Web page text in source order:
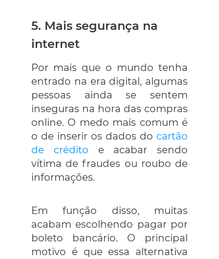
5. Mais segurança na
internet
Por mais que o mundo tenha
entrado na era digital, algumas
pessoas ainda se sentem
inseguras na hora das compras
online. O medo mais comum é
o de inserir os dados do cartão
de crédito e acabar sendo
vítima de fraudes ou roubo de
informações.
Em função disso, muitas
acabam escolhendo pagar por
boleto bancário. O principal
motivo é que essa alternativa